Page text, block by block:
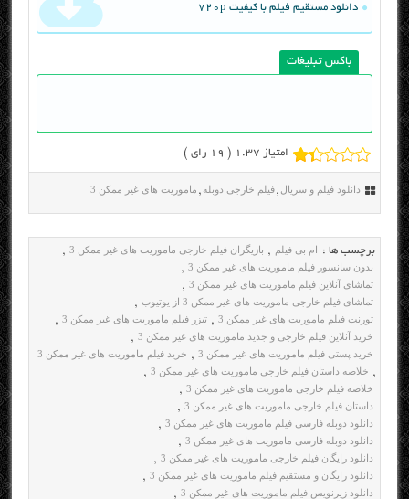
دانلود مستقیم فیلم با کیفیت 720p
باکس تبلیغات
امتیاز 1.37 ( 19 رای )
دانلود فیلم و سریال ,فیلم خارجی دوبله , ماموریت های غیر ممکن 3
برچسب ها : ام بی فیلم , بازیگران فیلم خارجی ماموریت های غیر ممکن 3 ,
بدون سانسور فیلم ماموریت های غیر ممکن 3 ,
تماشای آنلاین فیلم ماموریت های غیر ممکن 3 ,
تماشای فیلم خارجی ماموریت های غیر ممکن 3 از یوتیوب ,
تورنت فیلم ماموریت های غیر ممکن 3 , تیزر فیلم ماموریت های غیر ممکن 3 ,
خرید آنلاین فیلم خارجی و جدید ماموریت های غیر ممکن 3 ,
خرید پستی فیلم ماموریت های غیر ممکن 3 , خرید فیلم ماموریت های غیر ممکن 3
, خلاصه داستان فیلم خارجی ماموریت های غیر ممکن 3 ,
خلاصه فیلم خارجی ماموریت های غیر ممکن 3 ,
داستان فیلم خارجی ماموریت های غیر ممکن 3 ,
دانلود دوبله فارسی فیلم ماموریت های غیر ممکن 3 ,
دانلود دوبله فارسی ماموریت های غیر ممکن 3 ,
دانلود رایگان فیلم خارجی ماموریت های غیر ممکن 3 ,
دانلود رایگان و مستقیم فیلم ماموریت های غیر ممکن 3 ,
دانلود زیرنویس فیلم ماموریت های غیر ممکن 3 ,